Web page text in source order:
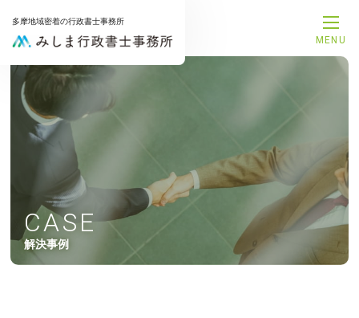
多摩地域密着の行政書士事務所
MENU
CASE
解決事例
トップページ
事務所案内
代表プロフィール
サービス一覧
解決事例
お知らせ
お問合せ
サービスメニュー
補助金申請サポート